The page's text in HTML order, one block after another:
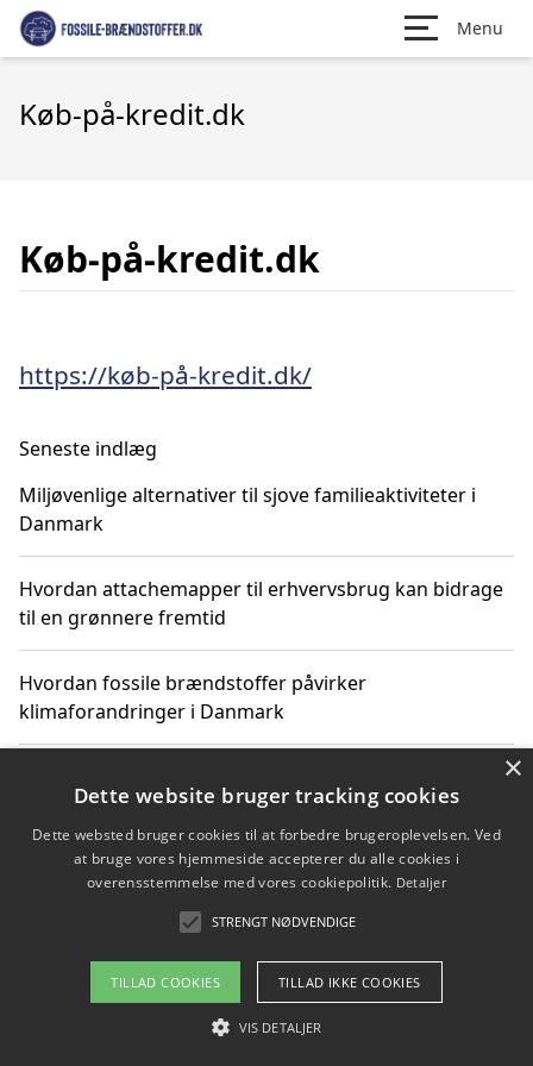
Menu
Køb-på-kredit.dk
Køb-på-kredit.dk
https://køb-på-kredit.dk/
Seneste indlæg
Miljøvenlige alternativer til sjove familieaktiviteter i
Danmark
Hvordan attachemapper til erhvervsbrug kan bidrage
til en grønnere fremtid
Hvordan fossile brændstoffer påvirker
klimaforandringer i Danmark
klimaændringer
Hvordan citater om fossile brændstoffer kan ændre
Copyright 2026 - Pilanto Aps
Om / kontakt
×
Dette website bruger tracking cookies
Dette websted bruger cookies til at forbedre brugeroplevelsen. Ved
at bruge vores hjemmeside accepterer du alle cookies i
overensstemmelse med vores cookiepolitik. Detaljer
STRENGT NØDVENDIGE
TILLAD COOKIES TILLAD IKKE COOKIES
VIS DETALJER